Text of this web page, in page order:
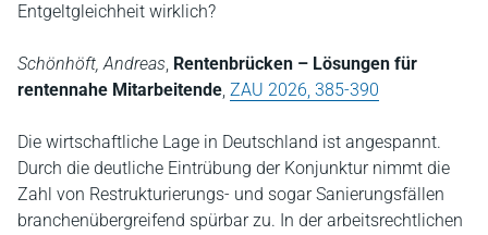
Entgeltgleichheit wirklich?
Schönhöft, Andreas, Rentenbrücken – Lösungen für
rentennahe Mitarbeitende, ZAU 2026, 385-390
Die wirtschaftliche Lage in Deutschland ist angespannt.
Durch die deutliche Eintrübung der Konjunktur nimmt die
Zahl von Restrukturierungs- und sogar Sanierungsfällen
branchenübergreifend spürbar zu. In der arbeitsrechtlichen